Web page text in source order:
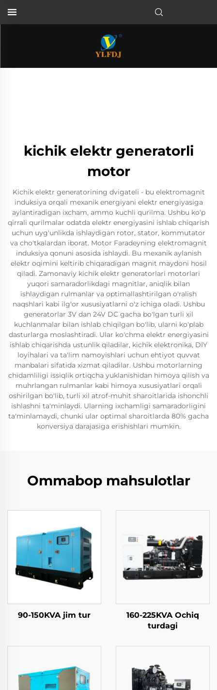
kichik elektr generatorli
motor
Kichik elektr generatorining dvigateli - bu elektromagnit
induksiya orqali mexanik energiyani elektr energiyasiga
aylantiradigan ixcham, ammo kuchli qurilma. Ushbu ko'p
qirrali qurilmalar odatda elektr energiyasini ishlab chiqarish
uchun uyg'unlikda ishlaydigan rotor, stator, kommutator
va cho'tkalardan iborat. Motor Faradeyning elektromagnit
induksiya qonuni asosida ishlaydi. Bu mexanik aylanish
elektr oqimini keltirib chiqaradigan magnit maydoni hosil
qiladi. Zamonaviy kichik elektr generatorlari motorlari
yuqori samaradorlikdagi magnitlar, aniqlik bilan
ishlaydigan rulmanlar va optimallashtirilgan o'ralish
naqshlari kabi ilg'or xususiyatlarni o'z ichiga oladi. Ushbu
generatorlar 3V dan 24V DC gacha bo'lgan turli xil
kuchlanmalar bilan ishlab chiqilgan bo'lib, ularni ko'plab
dasturlarga moslashtiradi. Ular ko'chma elektr energiyasini
ishlab chiqarishda ustunlik qiladilar, kichik elektronika, DIY
loyihalari va ta'lim namoyishlari uchun ehtiyot quvvat
manbalari sifatida xizmat qiladilar. Ushbu motorlarning
chidamliligi issiqlik ortiqcha yuklanishidan himoya qilish va
muhrlangan rulmanlar kabi himoya xususiyatlari orqali
oshirilgan bo'lib, turli xil atrof-muhit sharoitlarida ishonchli
ishlashni ta'minlaydi. Ularning ixchamligi samaradorligini
ta'minlamaydi, chunki ular optimal sharoitlarda 80% gacha
konversiya darajasiga erishishlari mumkin.
Ommabop mahsulotlar
90-150KVA jim tur
160-225KVA Ochiq
turdagi